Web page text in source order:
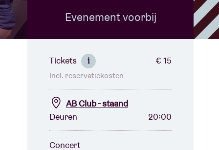
Evenement voorbij
Tickets i € 15
Incl. reservatiekosten
AB Club - staand
Deuren
20:00
Concert